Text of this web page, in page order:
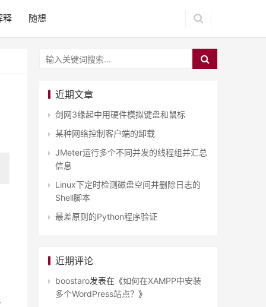
释 随想
近期文章
剑网3缘起中用硬件模拟键盘和鼠标
某种网络控制客户端的卸载
JMeter运行多个不同并发的线程组并汇总
信息
Linux下定时检测磁盘空间并删除日志的
Shell脚本
最差原则的Python程序验证
近期评论
boostaro发表在《如何在XAMPP中安装
多个WordPress站点？ 》